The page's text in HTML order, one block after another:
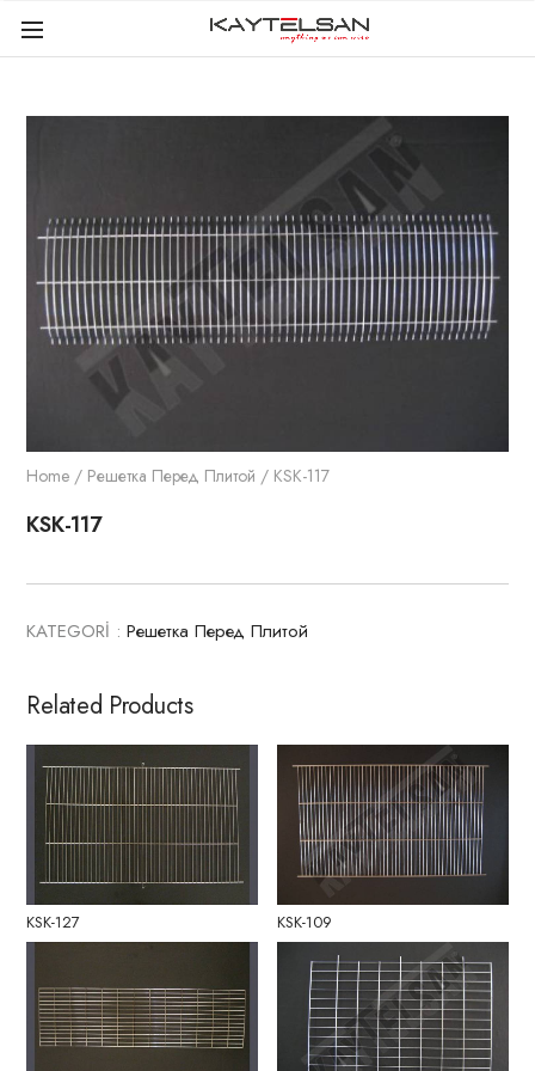
Home / Решетка Перед Плитой / KSK-117
KSK-117
KATEGORİ : Решетка Перед Плитой
Related Products
KSK-127 KSK-109